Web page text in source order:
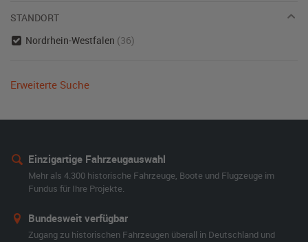
STANDORT
Nordrhein-Westfalen (36)
Erweiterte Suche
Einzigartige Fahrzeugauswahl
Mehr als 4.300 historische Fahrzeuge, Boote und Flugzeuge im
Fundus für Ihre Projekte.
Bundesweit verfügbar
Zugang zu historischen Fahrzeugen überall in Deutschland und